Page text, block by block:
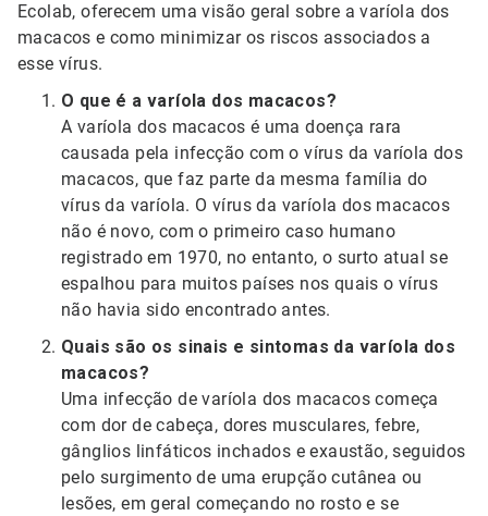
Ecolab, oferecem uma visão geral sobre a varíola dos
macacos e como minimizar os riscos associados a
esse vírus.
O que é a varíola dos macacos?
A varíola dos macacos é uma doença rara
causada pela infecção com o vírus da varíola dos
macacos, que faz parte da mesma família do
vírus da varíola. O vírus da varíola dos macacos
não é novo, com o primeiro caso humano
registrado em 1970, no entanto, o surto atual se
espalhou para muitos países nos quais o vírus
não havia sido encontrado antes.
Quais são os sinais e sintomas da varíola dos
macacos?
Uma infecção de varíola dos macacos começa
com dor de cabeça, dores musculares, febre,
gânglios linfáticos inchados e exaustão, seguidos
pelo surgimento de uma erupção cutânea ou
lesões, em geral começando no rosto e se